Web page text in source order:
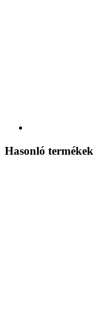
Hasonló termékek